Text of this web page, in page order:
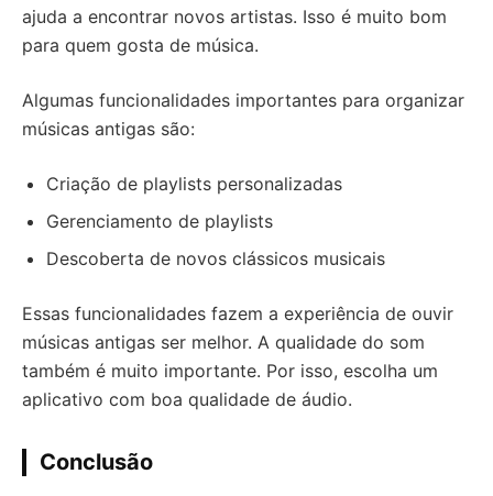
ajuda a encontrar novos artistas. Isso é muito bom
para quem gosta de música.
Algumas funcionalidades importantes para organizar
músicas antigas são:
Criação de playlists personalizadas
Gerenciamento de playlists
Descoberta de novos clássicos musicais
Essas funcionalidades fazem a experiência de ouvir
músicas antigas ser melhor. A qualidade do som
também é muito importante. Por isso, escolha um
aplicativo com boa qualidade de áudio.
Conclusão